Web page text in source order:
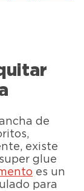
de
existe
glue
es un
para